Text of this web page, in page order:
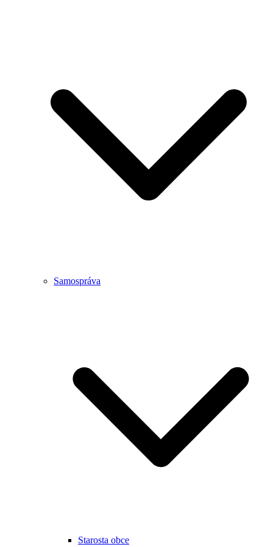
Samospráva
Starosta obce